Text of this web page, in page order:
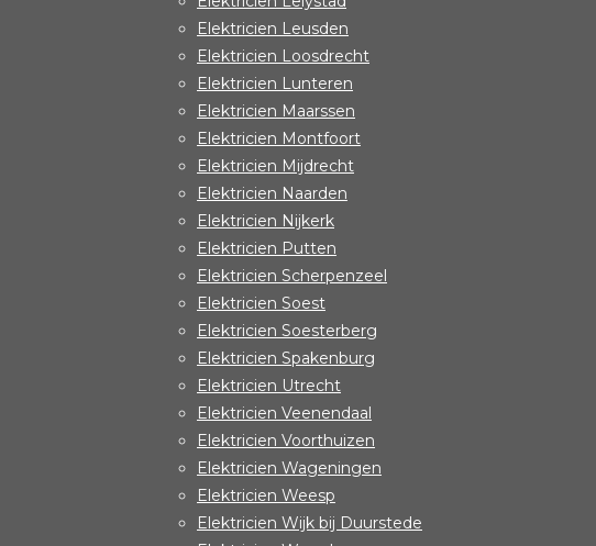
Elektricien Leusden
Elektricien Loosdrecht
Elektricien Lunteren
Elektricien Maarssen
Elektricien Montfoort
Elektricien Mijdrecht
Elektricien Naarden
Elektricien Nijkerk
Elektricien Putten
Elektricien Scherpenzeel
Elektricien Soest
Elektricien Soesterberg
Elektricien Spakenburg
Elektricien Utrecht
Elektricien Veenendaal
Elektricien Voorthuizen
Elektricien Wageningen
Elektricien Weesp
Elektricien Wijk bij Duurstede